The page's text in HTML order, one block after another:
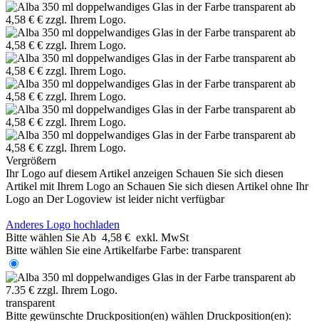
Vergrößern
Ihr Logo auf diesem Artikel anzeigen Schauen Sie sich diesen
Artikel mit Ihrem Logo an Schauen Sie sich diesen Artikel ohne Ihr
Logo an Der Logoview ist leider nicht verfügbar
Anderes Logo hochladen
Bitte wählen Sie Ab 4,58 € exkl. MwSt
Bitte wählen Sie eine Artikelfarbe Farbe: transparent
transparent
Bitte gewünschte Druckposition(en) wählen Druckposition(en):